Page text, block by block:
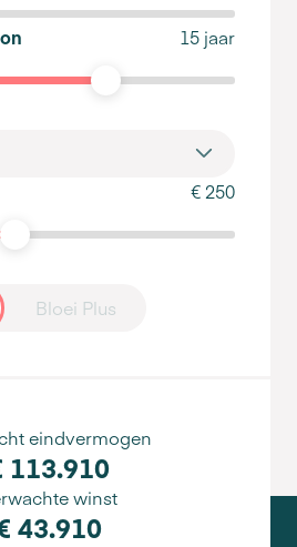
15 jaar
€ 250
Bloei Plus
eindvermogen
113.910
winst
43.910